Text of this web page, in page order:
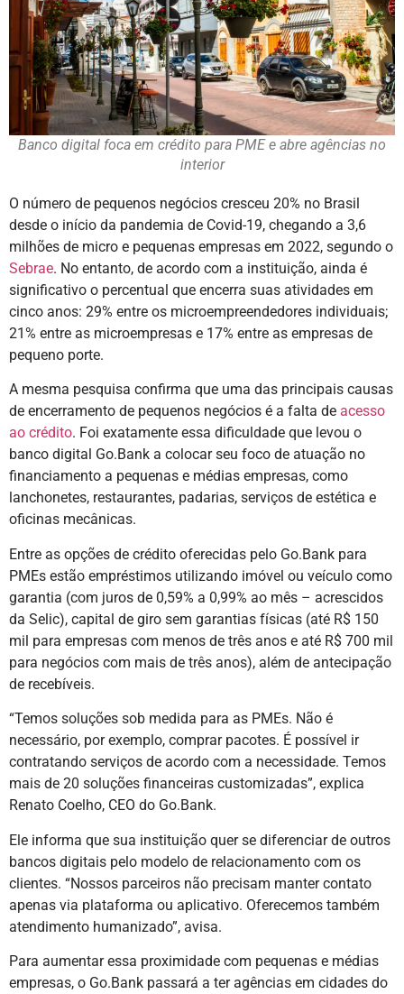
Banco digital foca em crédito para PME e abre agências no
interior
O número de pequenos negócios cresceu 20% no Brasil
desde o início da pandemia de Covid-19, chegando a 3,6
milhões de micro e pequenas empresas em 2022, segundo o
Sebrae. No entanto, de acordo com a instituição, ainda é
significativo o percentual que encerra suas atividades em
cinco anos: 29% entre os microempreendedores individuais;
21% entre as microempresas e 17% entre as empresas de
pequeno porte.
A mesma pesquisa confirma que uma das principais causas
de encerramento de pequenos negócios é a falta de acesso
ao crédito. Foi exatamente essa dificuldade que levou o
banco digital Go.Bank a colocar seu foco de atuação no
financiamento a pequenas e médias empresas, como
lanchonetes, restaurantes, padarias, serviços de estética e
oficinas mecânicas.
Entre as opções de crédito oferecidas pelo Go.Bank para
PMEs estão empréstimos utilizando imóvel ou veículo como
garantia (com juros de 0,59% a 0,99% ao mês – acrescidos
da Selic), capital de giro sem garantias físicas (até R$ 150
mil para empresas com menos de três anos e até R$ 700 mil
para negócios com mais de três anos), além de antecipação
de recebíveis.
“Temos soluções sob medida para as PMEs. Não é
necessário, por exemplo, comprar pacotes. É possível ir
contratando serviços de acordo com a necessidade. Temos
mais de 20 soluções financeiras customizadas”, explica
Renato Coelho, CEO do Go.Bank.
Ele informa que sua instituição quer se diferenciar de outros
bancos digitais pelo modelo de relacionamento com os
clientes. “Nossos parceiros não precisam manter contato
apenas via plataforma ou aplicativo. Oferecemos também
atendimento humanizado”, avisa.
Para aumentar essa proximidade com pequenas e médias
empresas, o Go.Bank passará a ter agências em cidades do